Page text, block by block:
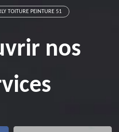
TOITURE PEINTURE 51
nos